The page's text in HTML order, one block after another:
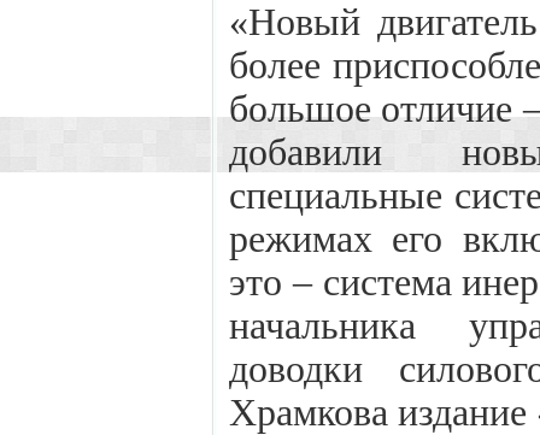
«Новый
более
большое отличие
добавили
специальные
режимах его
это – система
начальника
доводки
Храмкова